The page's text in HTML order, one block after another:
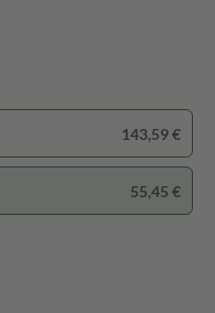
143,59 €
55,45 €